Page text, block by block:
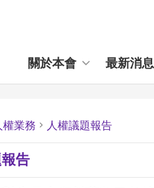
關於本會 最新消息
權業務 人權議題報告
告